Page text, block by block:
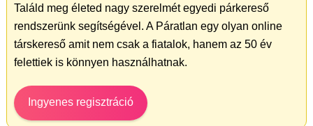
Találd meg életed nagy szerelmét egyedi párkereső
rendszerünk segítségével. A Páratlan egy olyan online
társkereső amit nem csak a fiatalok, hanem az 50 év
felettiek is könnyen használhatnak.
Ingyenes regisztráció